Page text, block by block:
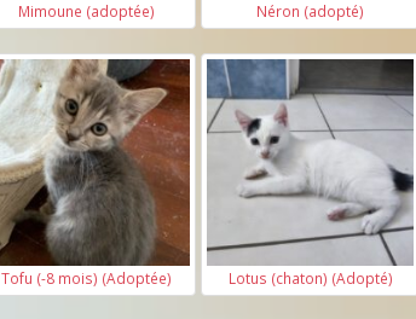
Mimoune (adoptée) Néron (adopté)
Tofu (-8 mois) (Adoptée) Lotus (chaton) (Adopté)